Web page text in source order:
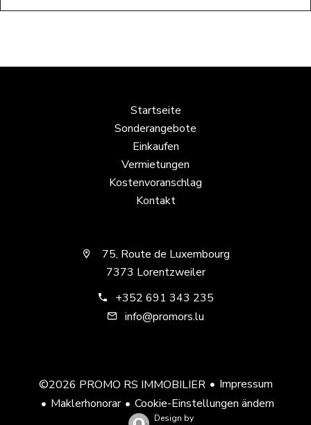
Startseite
Sonderangebote
Einkaufen
Vermietungen
Kostenvoranschlag
Kontakt
75, Route de Luxembourg
7373 Lorentzweiler
+352 691 343 235
info@promors.lu
©2026 PROMO RS IMMOBILIER
Impressum
Maklerhonorar
Cookie-Einstellungen ändern
Design by